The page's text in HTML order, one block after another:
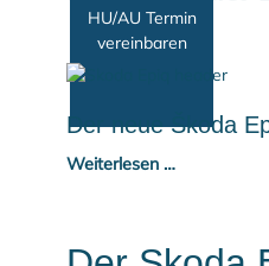
HU/AU Termin
vereinbaren
Der neue Škoda
Weiterlesen …